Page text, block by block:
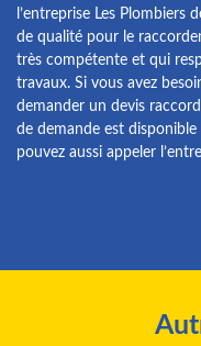
l’entreprise Les Plombiers
de qualité pour le
très compétente et qui
travaux. Si vous avez
demander un devis
de demande est
pouvez aussi appeler